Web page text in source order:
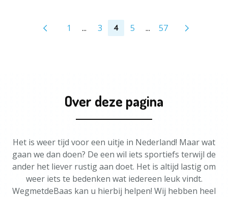
1 ... 3 4 5 ... 57
Over deze pagina
Het is weer tijd voor een uitje in Nederland! Maar wat
gaan we dan doen? De een wil iets sportiefs terwijl de
ander het liever rustig aan doet. Het is altijd lastig om
weer iets te bedenken wat iedereen leuk vindt.
WegmetdeBaas kan u hierbij helpen! Wij hebben heel